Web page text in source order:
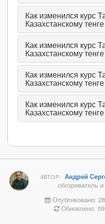
Как изменился курс
Казахстанскому
Как изменился курс
Казахстанскому
Как изменился курс
Казахстанскому
Как изменился курс
Казахстанскому
АВТОР: Андрей
обозреватель
Опубликовано:
Обновлено: